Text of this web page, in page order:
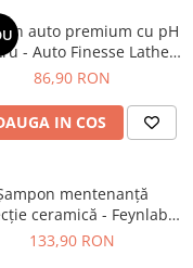
auto premium cu pH
- Auto Finesse Lather
(500ml)
86,90 RON
IN COS
mentenanță
ceramică - Feynlab®
Pure Wash (1L)
133,90 RON